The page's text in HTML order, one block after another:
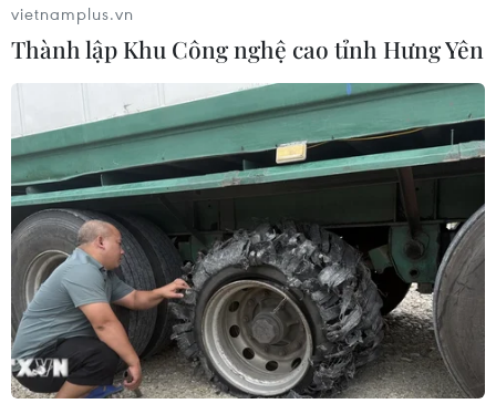
TIN CÙNG CHUYÊN MỤC
Cần Thơ thúc đẩy hợp tác du lịch với
đối tác Hàn Quốc
07/08/2026 12:46
Hàn Quốc áp dụng ưu đãi thuế hỗ
vietnamplus.vn
Thành lập Khu Công nghệ cao tỉnh Hưng Yên